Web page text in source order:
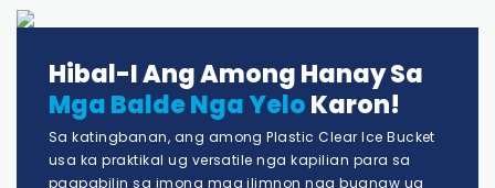
Hibal-I Ang Among Hanay Sa
Mga Balde Nga YeloKaron!
Sa katingbanan, ang among Plastic Clear Ice Bucket
usa ka praktikal ug versatile nga kapilian para sa
pagpabilin sa imong mga ilimnon nga bugnaw ug